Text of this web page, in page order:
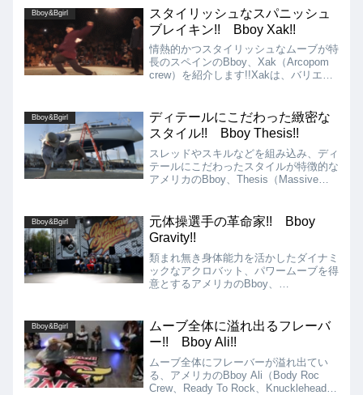
Bboy&Bgirl
スタイリッシュなスパニッシュ
ブレイキン!! Bboy Xak!!
情熱的かつスタイリッシュなムーブが特
長のスペインのBboy、Xak（Arcopom
crew）を紹介します!!Xakは、バリエー
ブ、オリジナルのシグネチャームーブを
アクセン...
Bboy&Bgirl
ディテールにこだわった緻密な
スタイル!! Bboy Thesis!!
スレッドやスキルなどを組み込み、ディ
テールにこだわったスタイルが特徴的な
アメリカのBboy、Thesis（Massive
影響を与えたといっても過言ではないで
しょう!!
Bboy&Bgirl
元体操選手の革命家!! Bboy
Gravity!!
類まれ無き身体能力を活かしたダイナミ
ックなアクロバット、パワームーブを得
意とするアメリカのBboy、
ームーブの2回宙で一躍有名となった
Bboyですが、そのバックグラウンドは
実は元体操選手のBboyです!!
Bboy&Bgirl
ムーブ全体に溢れ出るフレーバ
ー!! Bboy Ali!!
ムーブ全体にフレーバーが溢れ出てい
る、アメリカのBboy Ali（Body Roc
Crew、Ready To Rock、Knucklehead